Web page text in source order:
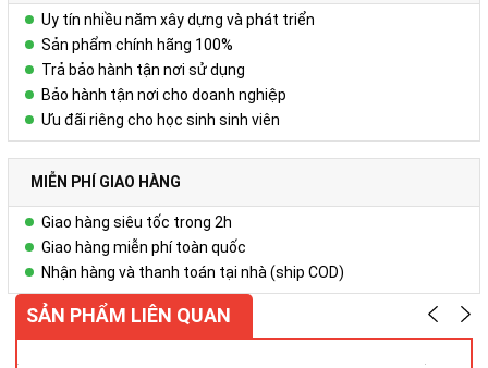
Uy tín nhiều năm xây dựng và phát triển
Sản phẩm chính hãng 100%
Trả bảo hành tận nơi sử dụng
Bảo hành tận nơi cho doanh nghiệp
Ưu đãi riêng cho học sinh sinh viên
MIỄN PHÍ GIAO HÀNG
Giao hàng siêu tốc trong 2h
Giao hàng miễn phí toàn quốc
Nhận hàng và thanh toán tại nhà (ship COD)
SẢN PHẨM LIÊN QUAN